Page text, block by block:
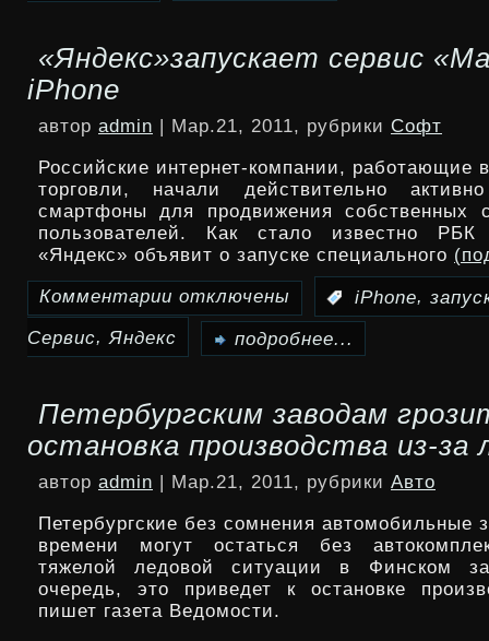
компании
увеличилась
«Яндекс»запускает сервис
iPhone
автор admin | Мар.21, 2011, рубрики Софт
Российские интернет-компании, работающие
торговли, начали действительно
смартфоны для продвижения собственных
пользователей. Как стало известно РБК
«Яндекс» объявит о запуске специального
Комментарии
записи
сервис
«Маркет»для
iPhone
отключены iPhone,
Сервис, Яндекс подробнее...
Петербургским заводам
остановка производства из-за
автор admin | Мар.21, 2011, рубрики Авто
Петербургские без сомнения автомобильные
времени могут остаться без
тяжелой ледовой ситуации в Финском
очередь, это приведет к остановке
пишет газета Ведомости.